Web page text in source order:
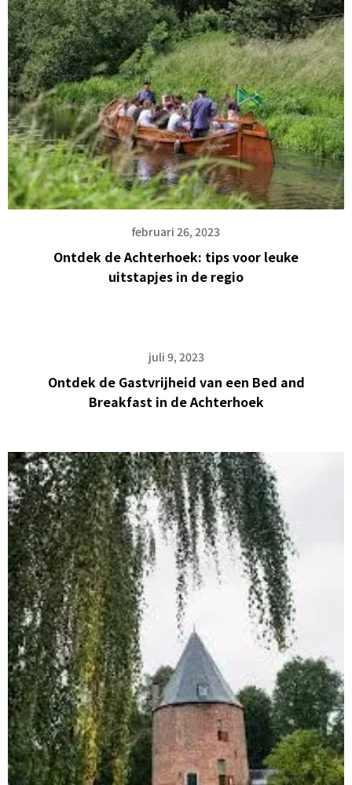
februari 26, 2023
Ontdek de Achterhoek: tips voor leuke
uitstapjes in de regio
juli 9, 2023
Ontdek de Gastvrijheid van een Bed and
Breakfast in de Achterhoek